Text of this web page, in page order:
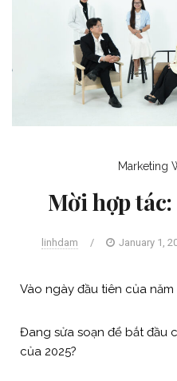
Marketing
Mời hợp
linhdam / January 1,
Vào ngày đầu tiên của
Đang sửa soạn để bắt đầu
của 2025?